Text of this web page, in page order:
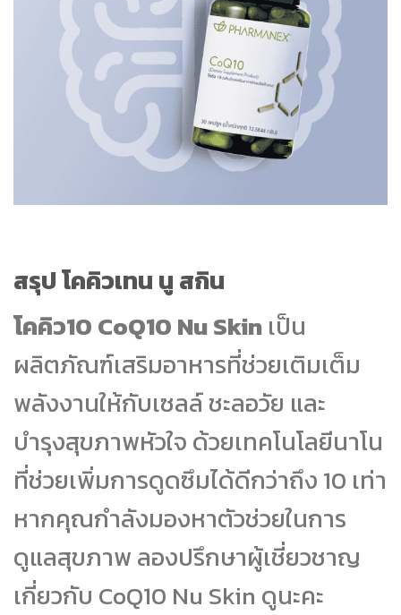
สรุป โคคิวเทน นู สกิน
โคคิว10 CoQ10 Nu Skinเป็น
ผลิตภัณฑ์เสริมอาหารที่ช่วยเติมเต็ม
พลังงานให้กับเซลล์ ชะลอวัย และ
บำรุงสุขภาพหัวใจ ด้วยเทคโนโลยีนาโน
ที่ช่วยเพิ่มการดูดซึมได้ดีกว่าถึง 10 เท่า
หากคุณกำลังมองหาตัวช่วยในการ
ดูแลสุขภาพ ลองปรึกษาผู้เชี่ยวชาญ
เกี่ยวกับ CoQ10 Nu Skin ดูนะคะ